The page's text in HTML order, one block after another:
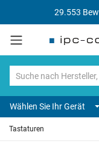
29.553
Wählen Sie Ihr Gerät
Tastaturen